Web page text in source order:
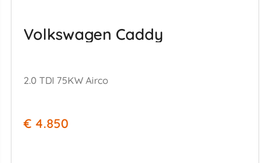
Volkswagen Caddy
2.0 TDI 75KW Airco
€ 4.850